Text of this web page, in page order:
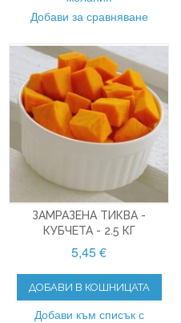
Добави за сравняване
ЗАМРАЗЕНА ТИКВА -
КУБЧЕТА - 2.5 КГ
5,45 €
ДОБАВИ В КОШНИЦАТА
Добави към списък с